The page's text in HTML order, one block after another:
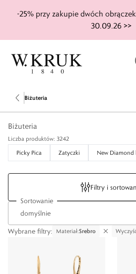
-25% przy zakupie dwóch
30.09.26 >>
Biżuteria
Biżuteria
Liczba produktów: 3242
Picky Pica
Zatyczki New Diamond
Filtry i
Sortowanie
Wybrane filtry: Materiał:Srebro